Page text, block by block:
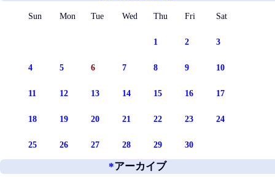
Sun Mon Tue Wed Thu Fri Sat
1 2 3
4 5 6 7 8 9 10
11 12 13 14 15 16 17
18 19 20 21 22 23 24
25 26 27 28 29 30
*アーカイブ